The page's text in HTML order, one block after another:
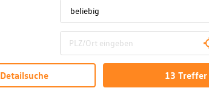
Detailsuche 13Treffer